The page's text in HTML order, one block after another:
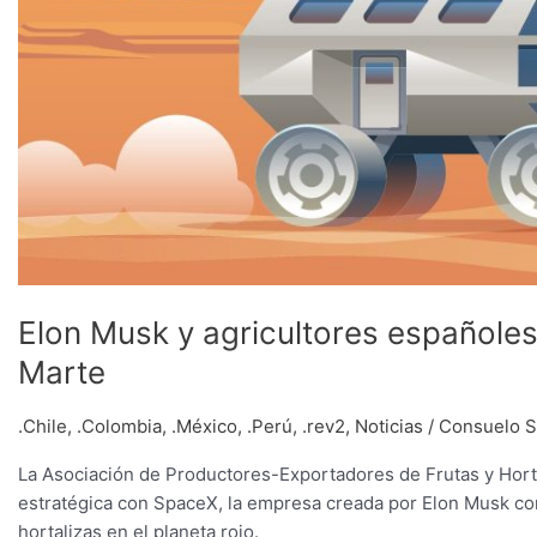
Elon Musk y agricultores
Marte
.Chile, .Colombia, .México, .Perú, .rev2, Noticias / Consuelo
La Asociación de Productores-Exportadores de Frutas y
estratégica con SpaceX, la empresa creada por Elon Musk
hortalizas en el planeta rojo.